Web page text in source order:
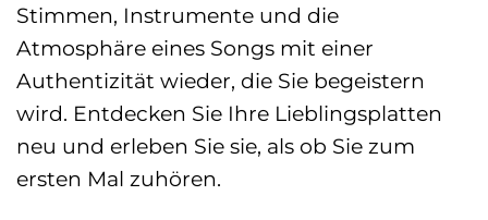
Stimmen, Instrumente und die
Atmosphäre eines Songs mit einer
Authentizität wieder, die Sie begeistern
wird. Entdecken Sie Ihre Lieblingsplatten
neu und erleben Sie sie, als ob Sie zum
ersten Mal zuhören.